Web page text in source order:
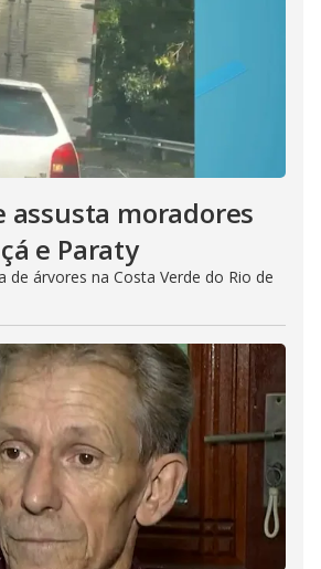
moradores
e Paraty
de árvores na Costa Verde do Rio de